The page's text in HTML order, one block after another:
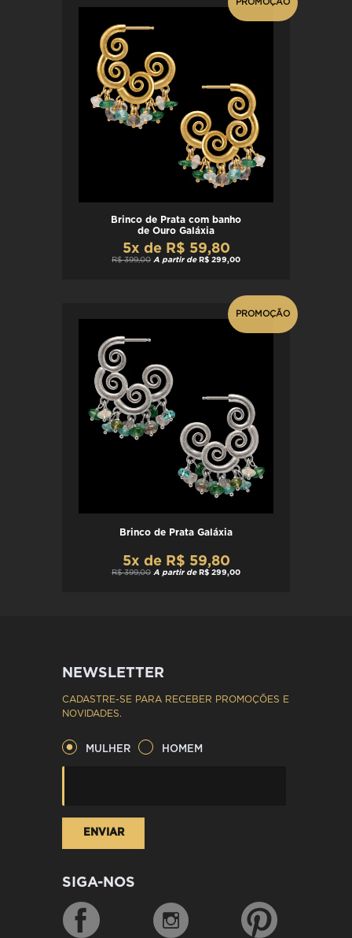
PROMOÇÃO
Brinco de Prata com banho
de Ouro Galáxia
5x de R$ 59,80
R$ 399,00 A partir de R$ 299,00
PROMOÇÃO
Brinco de Prata Galáxia
5x de R$ 59,80
R$ 399,00 A partir de R$ 299,00
NEWSLETTER
CADASTRE-SE PARA RECEBER PROMOÇÕES E
NOVIDADES.
MULHER HOMEM
SIGA-NOS